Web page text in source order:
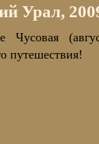
Урал,
Чусовая
путешествия!